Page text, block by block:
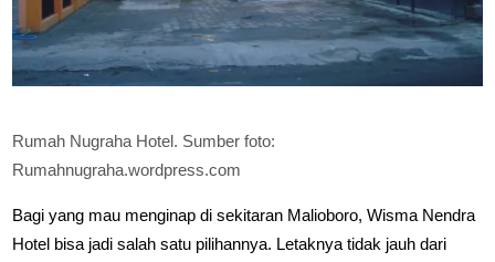
Rumah Nugraha Hotel. Sumber foto:
Rumahnugraha.wordpress.com
Bagi yang mau menginap di sekitaran Malioboro, Wisma Nendra
Hotel bisa jadi salah satu pilihannya. Letaknya tidak jauh dari